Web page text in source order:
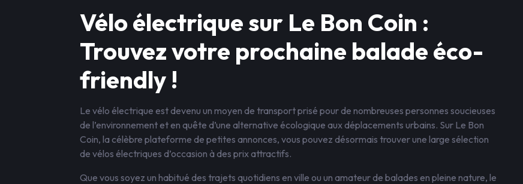
Vélo électrique sur Le Bon Coin :
Trouvez votre prochaine balade éco-
friendly !
Le vélo électrique est devenu un moyen de transport prisé pour de nombreuses personnes soucieuses
de l’environnement et en quête d’une alternative écologique aux déplacements urbains. Sur Le Bon
Coin, la célèbre plateforme de petites annonces, vous pouvez désormais trouver une large sélection
de vélos électriques d’occasion à des prix attractifs.
Que vous soyez un habitué des trajets quotidiens en ville ou un amateur de balades en pleine nature, le